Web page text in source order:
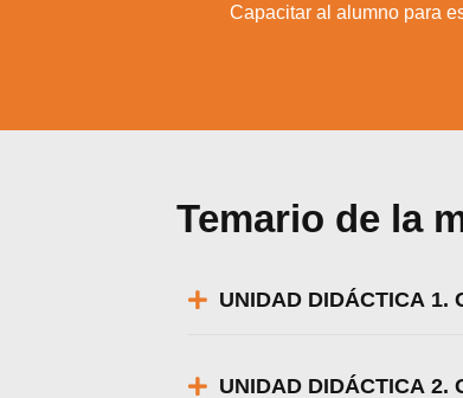
Capacitar al alumno para
Temario de la
UNIDAD DIDÁCTICA 1.
UNIDAD DIDÁCTICA 2.